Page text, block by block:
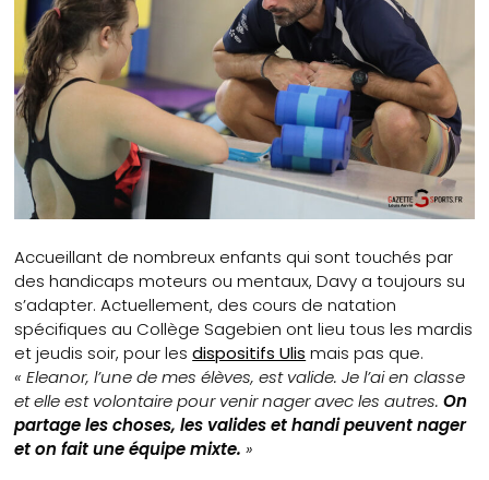
Accueillant de nombreux enfants qui sont touchés par
des handicaps moteurs ou mentaux, Davy a toujours su
s’adapter. Actuellement, des cours de natation
spécifiques au Collège Sagebien ont lieu tous les mardis
et jeudis soir, pour lesdispositifs Ulis mais pas que.
« Eleanor, l’une de mes élèves, est valide. Je l’ai en classe
et elle est volontaire pour venir nager avec les autres.On
partage les choses, les valides et handi peuvent nager
et on fait une équipe mixte. »